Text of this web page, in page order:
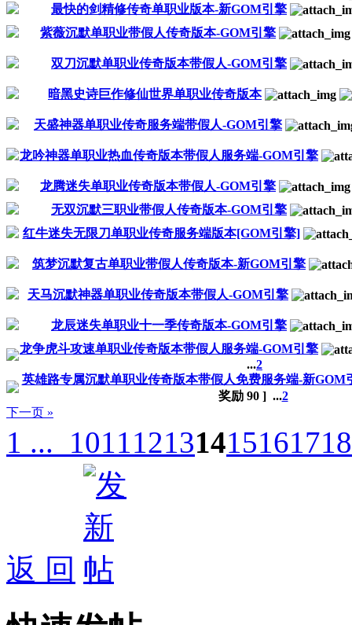
最快的剑精修传奇单职业版本-新GOM引擎
紫薇沉默单职业带假人传奇版本-GOM引擎
双刀沉默单职业传奇版本带假人-GOM引擎
暗黑史诗巨作修仙世界单职业传奇版本
天盛神器单职业传奇服务端带假人-GOM引擎
龙吟神器单职业热血传奇版本带假人服务端-GOM引擎
龙腾迷失单职业传奇版本带假人-GOM引擎
无双沉默三职业带假人传奇版本-GOM引擎
红牛迷失无限刀单职业传奇服务端版本[GOM引擎]
筑梦沉默复古单职业带假人传奇版本-新GOM引擎
天马沉默神器单职业传奇版本带假人-GOM引擎
龙辰迷失单职业十一季传奇版本-GOM引擎
龙争虎斗攻速单职业传奇版本带假人服务端-GOM引擎
...2
英雄路专属沉默单职业传奇版本带假人免费服务端-新GOM
奖励 90] ...2
下一页 »
1 ... 101112131415161718
返 回